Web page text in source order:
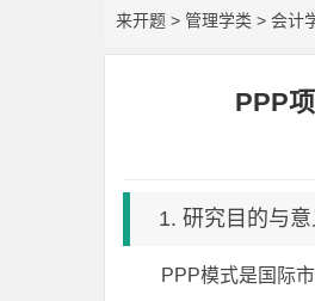
来开题 > 管理学类 > 会计
PPP
1. 研究目的与意
PPP模式是国际